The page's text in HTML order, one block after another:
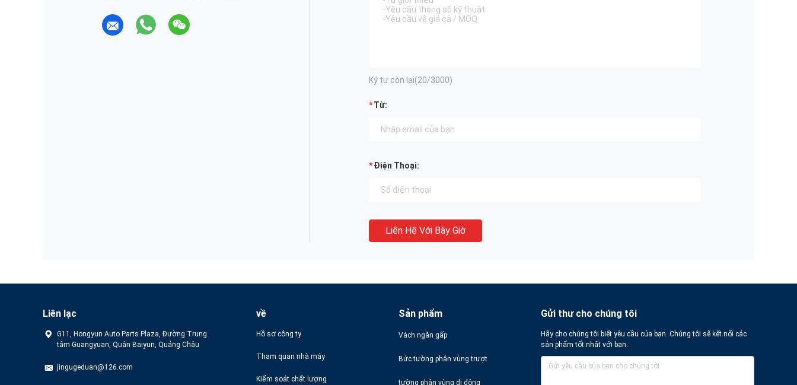
Ký tự còn lại(20/3000)
Từ:
Điện Thoại:
Liên Hệ Với Bây Giờ
Liên lạc
G11, Hongyun Auto Parts Plaza, Đường Trung
tâm Guangyuan, Quận Baiyun, Quảng Châu
jingugeduan@126.com
về
Hồ sơ công ty
Tham quan nhà máy
Kiểm soát chất lượng
Sản phẩm
Vách ngăn gấp
Bức tường phân vùng trượt
tường phân vùng di động
Gửi thư cho chúng tôi
Hãy cho chúng tôi biết yêu cầu của bạn. Chúng tôi sẽ kết nối các
sản phẩm tốt nhất với bạn.